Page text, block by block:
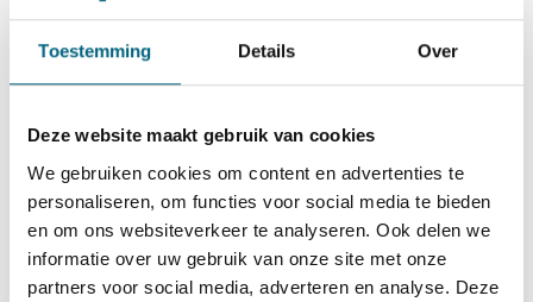
Toestemming Details Over
Deze website maakt gebruik van cookies
We gebruiken cookies om content en advertenties te
personaliseren, om functies voor social media te bieden
en om ons websiteverkeer te analyseren. Ook delen we
informatie over uw gebruik van onze site met onze
partners voor social media, adverteren en analyse. Deze
Qualis S2 size 5
799,-
Op voorraad: 3-4 weken
Beschikbaar in de winkel:Beschikbaarheid
controleren
Bekijk de reviews